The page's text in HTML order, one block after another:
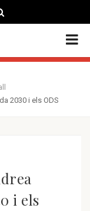
ENGLISH
2030 i els ODS
i els